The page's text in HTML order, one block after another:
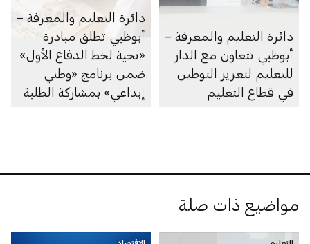
دائرة التعليم والمعرفة –
أبوظبي تتعاون مع الدار
للتعليم لتعزيز التوطين
في قطاع التعليم
دائرة التعليم والمعرفة –
أبوظبي تطلق مبادرة
«تحية لخط الدفاع الأول»
ضمن برنامج «وطني
إبداعي» بمشاركة الطلبة
مواضيع ذات صلة
التعليم الاقتصاد